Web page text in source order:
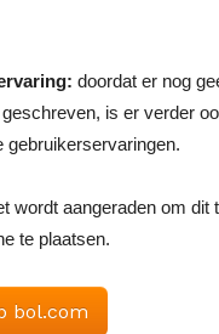
doordat er nog
is er verder
gebruikerservaringen.
wordt aangeraden om dit
te plaatsen.
bol.com